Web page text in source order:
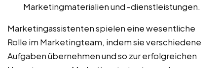
Marketingmaterialien und -dienstleistungen.
Marketingassistenten spielen eine wesentliche
Rolle im Marketingteam, indem sie verschiedene
Aufgaben übernehmen und so zur erfolgreichen